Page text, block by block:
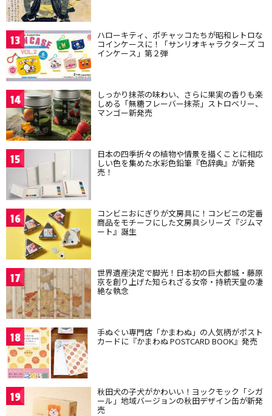
13 ハローキティ、ポチャッコたちが昭和レトロな
コインケースに！「サンリオキャラクターズ コ
インケース」第２弾
14 しっかり抹茶の味わい、さらに果実の香りも楽
しめる「無糖フレーバー抹茶」ストロベリー、
マンゴー新発売
15 日本の四季折々の植物や情景を描くことに相応
しい色を集めた水彩色鉛筆『色辞典』が新発
売！
16 コンビニおにぎりが文房具に！コンビニの定番
商品をモチーフにした文房具シリーズ『ジムマ
ート』誕生
17 世界遺産決定で脚光！日本初の巨大都城・藤原
京を創り上げた知られざる女帝・持統天皇の凄
絶な執念
18 手ぬぐい専門店「かまわぬ」の人気柄がポスト
カードに『かまわぬ POSTCARD BOOK』発売
19 秋田犬の子犬がかわいい！ヨックモック「シガ
ール」地域バージョンの秋田デザイン缶が新発
売